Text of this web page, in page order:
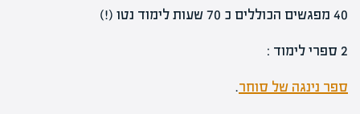
40 מפגשים הכוללים כ 70 שעות לימוד נטו (!)
2 ספרי לימוד :
ספר נינגה של סוחר.